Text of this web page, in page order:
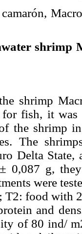
camarón,
shrimp
shrimp
fish, it was
the shrimp
The
Delta
0,087 g,
were
T2: food with
and
of 80 ind/